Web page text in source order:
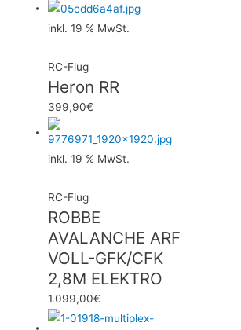
inkl. 19 % MwSt.
RC-Flug
Heron RR
399,90€
inkl. 19 % MwSt.
RC-Flug
ROBBE
AVALANCHE ARF
VOLL-GFK/CFK
2,8M ELEKTRO
1.099,00€